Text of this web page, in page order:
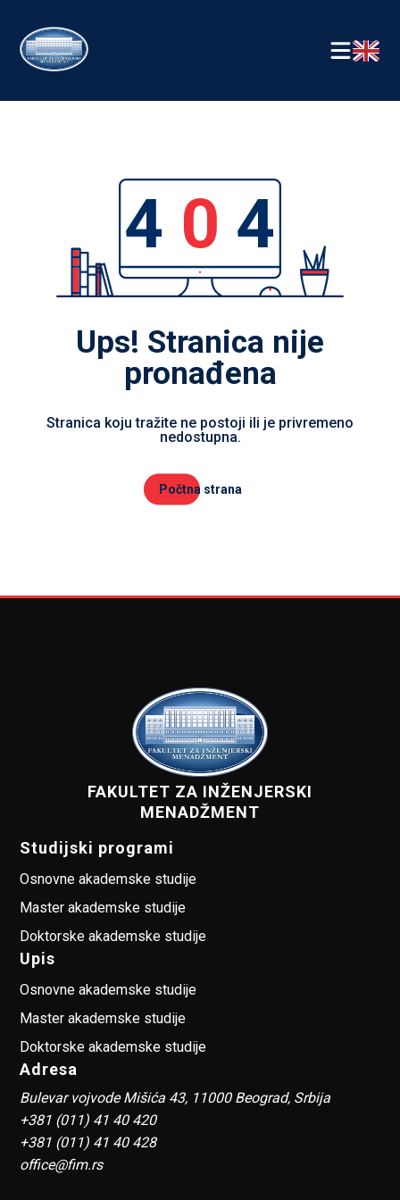
4 0 4
Ups! Stranica nije
pronađena
Stranica koju tražite ne postoji ili je privremeno
nedostupna.
Počtna strana
FAKULTET ZA INŽENJERSKI
MENADŽMENT
Studijski programi
Osnovne akademske studije
Master akademske studije
Doktorske akademske studije
Upis
Osnovne akademske studije
Master akademske studije
Doktorske akademske studije
Adresa
Bulevar vojvode Mišića 43, 11000 Beograd, Srbija
+381 (011) 41 40 420
+381 (011) 41 40 428
office@fim.rs